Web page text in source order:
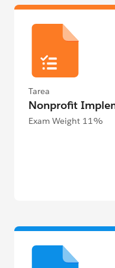
Tarea
Nonprofit
Exam Weight 11%